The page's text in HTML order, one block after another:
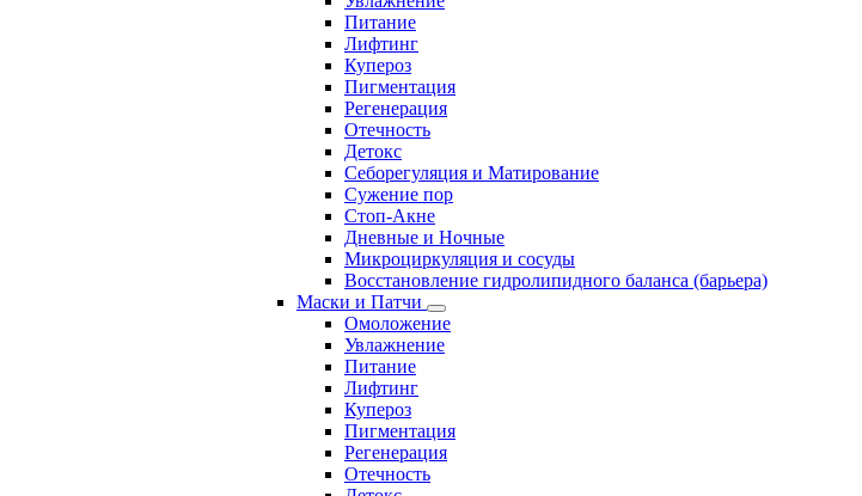
Питание
Лифтинг
Купероз
Пигментация
Регенерация
Отечность
Детокс
Себорегуляция и Матирование
Сужение пор
Стоп-Акне
Дневные и Ночные
Микроциркуляция и сосуды
Восстановление гидролипидного баланса (барьера)
Маски и Патчи
Омоложение
Увлажнение
Питание
Лифтинг
Купероз
Пигментация
Регенерация
Отечность